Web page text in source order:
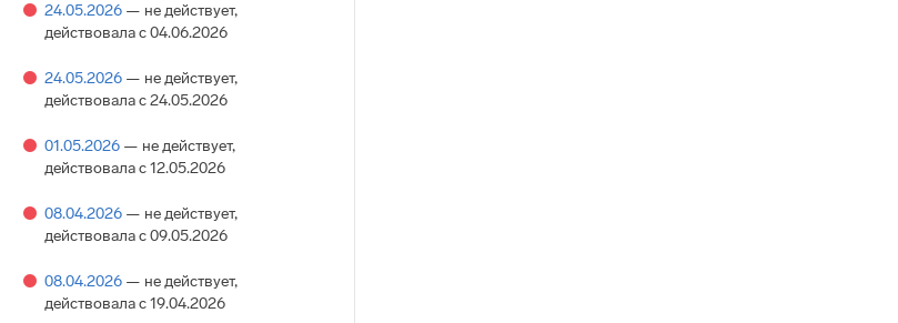
24.05.2026 — не действует,
действовала с 04.06.2026
24.05.2026 — не действует,
действовала с 24.05.2026
01.05.2026 — не действует,
действовала с 12.05.2026
08.04.2026 — не действует,
действовала с 09.05.2026
08.04.2026 — не действует,
действовала с 19.04.2026